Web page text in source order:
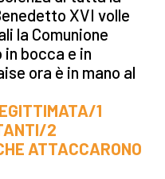
XVI volle
la Comunione
bocca e in
ora è in mano al
1
2
ATTACCARONO